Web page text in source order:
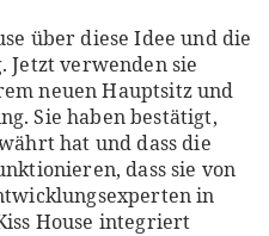
über diese Idee und die
verwenden sie
neuen Hauptsitz und
Sie haben bestätigt,
hat und dass die
dass sie von
in
House integriert